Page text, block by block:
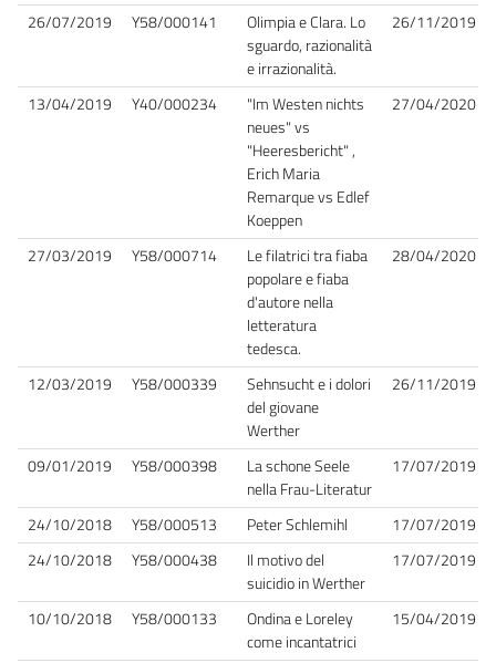
26/07/2019 Y58/000141
Olimpia e Clara. Lo
sguardo, razionalità
e irrazionalità.
26/11/2019
13/04/2019 Y40/000234
"Im Westen nichts
neues" vs
"Heeresbericht" ,
Erich Maria
Remarque vs Edlef
Koeppen
27/04/2020
27/03/2019 Y58/000714
Le filatrici tra fiaba
popolare e fiaba
d'autore nella
letteratura
tedesca.
28/04/2020
12/03/2019 Y58/000339
Sehnsucht e i dolori
del giovane
Werther
26/11/2019
09/01/2019 Y58/000398
La schone Seele
nella Frau-Literatur
17/07/2019
24/10/2018 Y58/000513 Peter Schlemihl
17/07/2019
24/10/2018
Y58/000438
Il motivo del
suicidio in Werther
17/07/2019
10/10/2018 Y58/000133
Ondina e Loreley
come incantatrici
15/04/2019